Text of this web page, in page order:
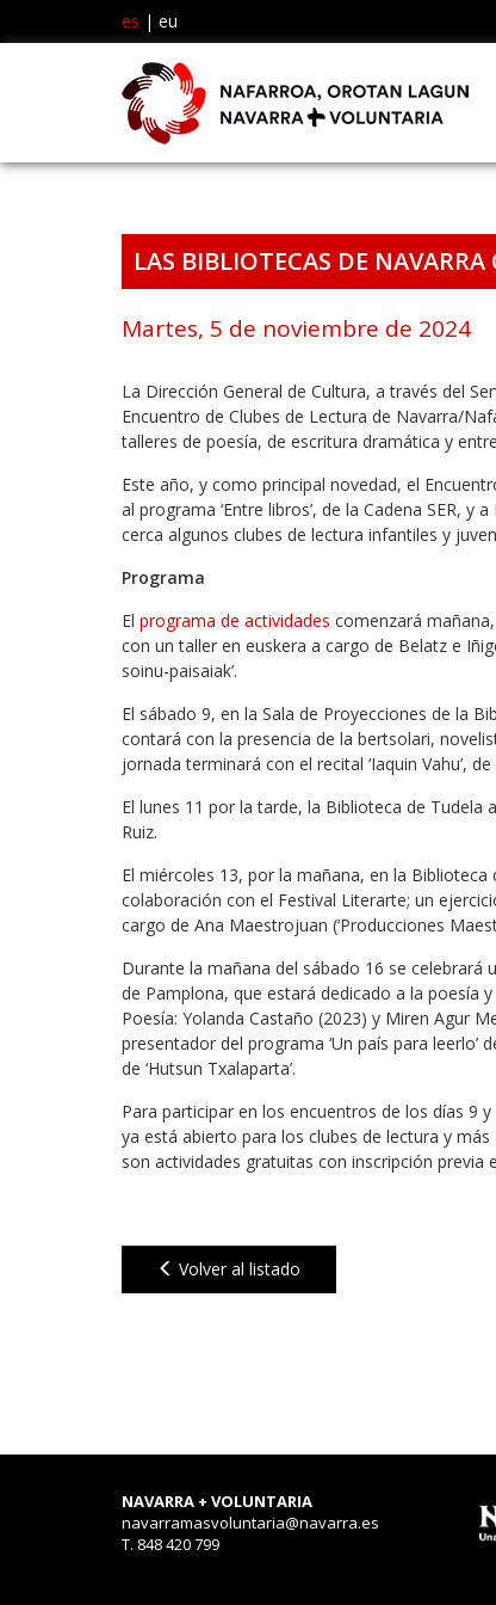
es | eu
LAS BIBLIOTECAS DE
Martes, 5 de noviembre de 2024
La Dirección General de Cultura, a través del
Encuentro de Clubes de Lectura de Navarra/
talleres de poesía, de escritura dramática y
Este año, y como principal novedad, el
al programa ‘Entre libros’, de la Cadena SER,
cerca algunos clubes de lectura infantiles y
Programa
El programa de actividades comenzará
con un taller en euskera a cargo de Belatz e
soinu-paisaiak’.
El sábado 9, en la Sala de Proyecciones de la
contará con la presencia de la bertsolari,
jornada terminará con el recital ‘Iaquin Vahu’,
El lunes 11 por la tarde, la Biblioteca de Tudela
Ruiz.
El miércoles 13, por la mañana, en la Biblioteca
colaboración con el Festival Literarte; un
cargo de Ana Maestrojuan (‘Producciones
Durante la mañana del sábado 16 se celebrará
de Pamplona, que estará dedicado a la poesía
Poesía: Yolanda Castaño (2023) y Miren Agur
presentador del programa ‘Un país para
de ‘Hutsun Txalaparta’.
Para participar en los encuentros de los días 9
ya está abierto para los clubes de lectura y
son actividades gratuitas con inscripción previa
Volver al listado
NAVARRA + VOLUNTARIA
navarramasvoluntaria@navarra.es
T. 848 420 799